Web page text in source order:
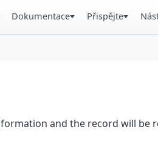
Dokumentace Přispějte
and the record will be